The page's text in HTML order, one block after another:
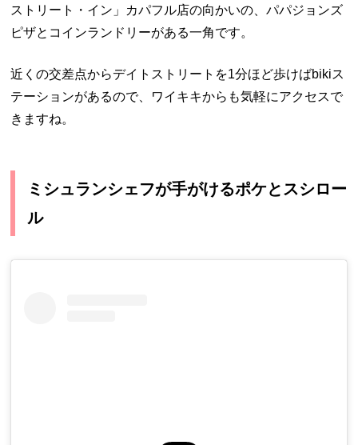
ストリート・イン」カパフル店の向かいの、パパジョンズ
ピザとコインランドリーがある一角です。
近くの交差点からデイトストリートを1分ほど歩けばbikiス
テーションがあるので、ワイキキからも気軽にアクセスで
きますね。
ミシュランシェフが手がけるポケとスシロー
ル